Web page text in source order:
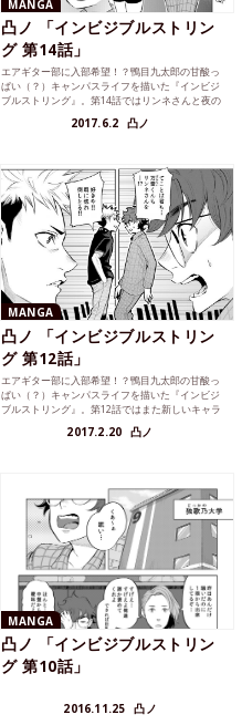
MANGA
凸ノ 「インビジブルストリン
グ 第14話」
エアギター部に入部希望！？鴨目九太郎の甘酸っ
ぱい（？）キャンパスライフを描いた『インビジ
ブルストリング』。第14話ではリンネさんと夜の
散歩、、ちょっとどきどきするシチュエーション
で九太郎はどうするのか…？
2017.6.2 凸ノ
MANGA
凸ノ 「インビジブルストリン
グ 第12話」
エアギター部に入部希望！？鴨目九太郎の甘酸っ
ぱい（？）キャンパスライフを描いた『インビジ
ブルストリング』。第12話ではまた新しいキャラ
2017.2.20 凸ノ
MANGA
凸ノ 「インビジブルストリン
グ 第10話」
2016.11.25 凸ノ